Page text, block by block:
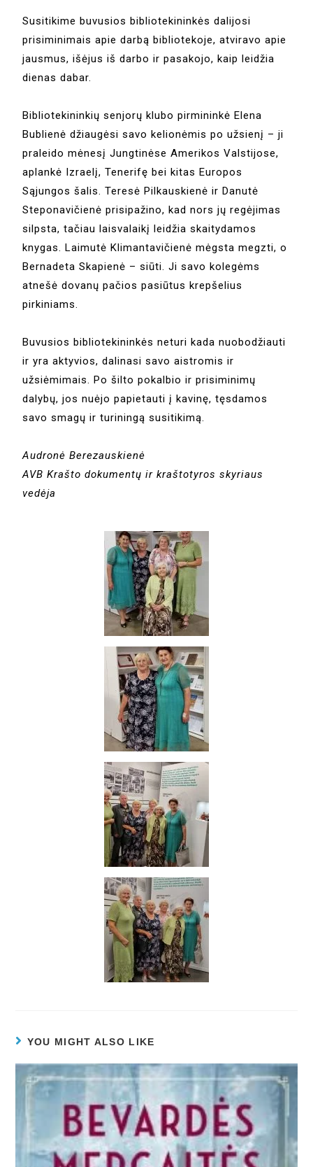
Susitikime buvusios bibliotekininkės dalijosi
prisiminimais apie darbą bibliotekoje, atviravo apie
jausmus, išėjus iš darbo ir pasakojo, kaip leidžia
dienas dabar.
Bibliotekininkių senjorų klubo pirmininkė Elena
Bublienė džiaugėsi savo kelionėmis po užsienį – ji
praleido mėnesį Jungtinėse Amerikos Valstijose,
aplankė Izraelį, Tenerifę bei kitas Europos
Sąjungos šalis. Teresė Pilkauskienė ir Danutė
Steponavičienė prisipažino, kad nors jų regėjimas
silpsta, tačiau laisvalaikį leidžia skaitydamos
knygas. Laimutė Klimantavičienė mėgsta megzti, o
Bernadeta Skapienė – siūti. Ji savo kolegėms
atnešė dovanų pačios pasiūtus krepšelius
pirkiniams.
Buvusios bibliotekininkės neturi kada nuobodžiauti
ir yra aktyvios, dalinasi savo aistromis ir
užsiėmimais. Po šilto pokalbio ir prisiminimų
dalybų, jos nuėjo papietauti į kavinę, tęsdamos
savo smagų ir turiningą susitikimą.
Audronė Berezauskienė
AVB Krašto dokumentų ir kraštotyros skyriaus
vedėja
YOU MIGHT ALSO LIKE